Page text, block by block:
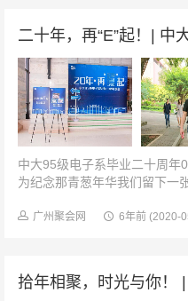
中大95级电子系毕业二十周年
为纪念那青葱年华我们留下一
在校园当中，寻着熟...
广州聚会网 6年前 (2020-